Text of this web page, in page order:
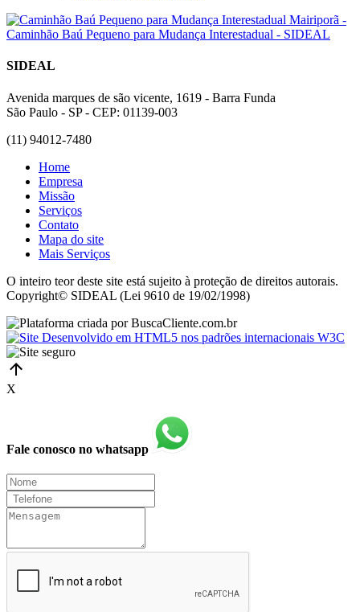
SIDEAL
Avenida marques de são vicente, 1619 - Barra Funda
São Paulo - SP - CEP: 01139-003
(11) 94012-7480
Home
Empresa
Missão
Serviços
Contato
Mapa do site
Mais Serviços
O inteiro teor deste site está sujeito à proteção de direitos autorais.
Copyright© SIDEAL (Lei 9610 de 19/02/1998)
X
Fale conosco no whatsapp